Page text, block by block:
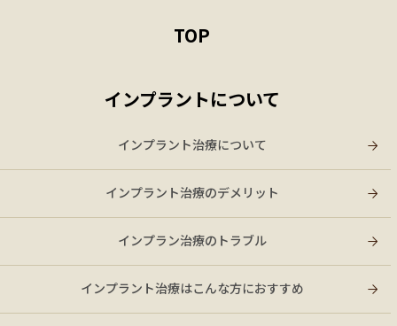
TOP
インプラントについて
インプラント治療について
インプラント治療のデメリット
インプラン治療のトラブル
インプラント治療はこんな方におすすめ